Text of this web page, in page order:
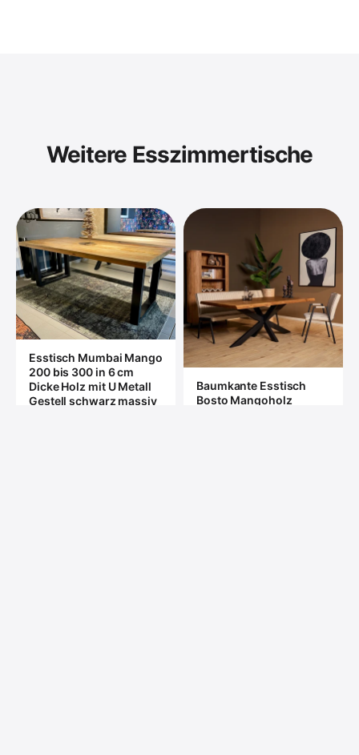
Weitere Esszimmertische
Esstisch Mumbai Mango
200 bis 300 in 6 cm
Dicke Holz mit U Metall
Gestell schwarz massiv
Baumkante Esstisch
Bosto Mangoholz